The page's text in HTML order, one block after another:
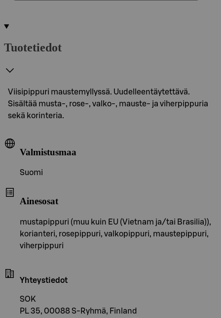
Tuotetiedot
Viisipippuri maustemyllyssä. Uudelleentäytettävä.
Sisältää musta-, rose-, valko-, mauste- ja viherpippuria
sekä korinteria.
Valmistusmaa
Suomi
Ainesosat
mustapippuri (muu kuin EU (Vietnam ja/tai Brasilia)),
korianteri, rosepippuri, valkopippuri, maustepippuri,
viherpippuri
Yhteystiedot
SOK
PL 35, 00088 S-Ryhmä, Finland